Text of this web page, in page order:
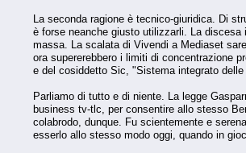
La seconda ragione è tecnico-giuridica. Di
è forse neanche giusto utilizzarli. La
massa. La scalata di Vivendi a Mediaset
ora supererebbero i limiti di concentrazione
e del cosiddetto Sic, "Sistema integrato
Parliamo di tutto e di niente. La legge
business tv-tlc, per consentire allo stesso
colabrodo, dunque. Fu scientemente e
esserlo allo stesso modo oggi, quando in